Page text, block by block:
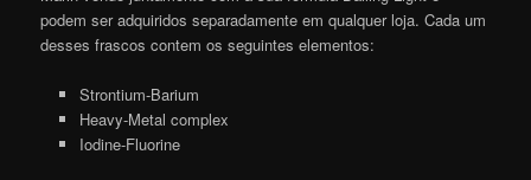
podem ser adquiridos separadamente em qualquer loja. Cada um
desses frascos contem os seguintes elementos:
Strontium-Barium
Heavy-Metal complex
Iodine-Fluorine